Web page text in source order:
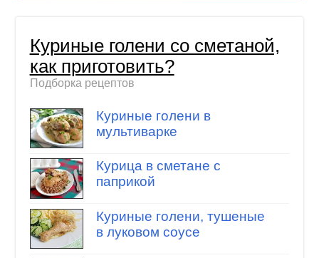
Куриные голени со сметаной,
как приготовить?
Подборка рецептов
Куриные голени в
мультиварке
Курица в сметане с
паприкой
Куриные голени, тушеные
в луковом соусе